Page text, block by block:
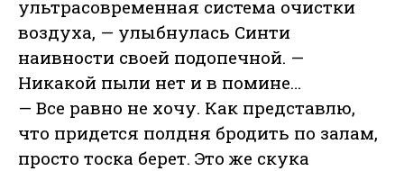
ультрасовременная система очистки
воздуха, — улыбнулась Синти
наивности своей подопечной. —
Никакой пыли нет и в помине…
— Все равно не хочу. Как представлю,
что придется полдня бродить по залам,
просто тоска берет. Это же скука